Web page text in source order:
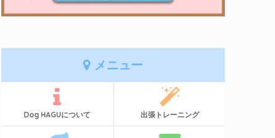
メニュー
Dog HAGUについて 出張トレーニング